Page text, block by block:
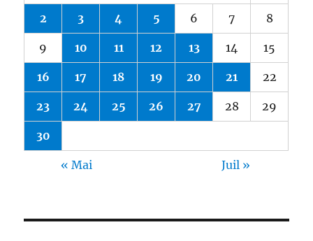
2 3 4 5 6 7 8
9 10 11 12 13 14 15
16 17 18 19 20 21 22
23 24 25 26 27 28 29
30
« Mai Juil »